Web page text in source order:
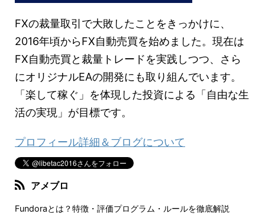
FXの裁量取引で大敗したことをきっかけに、
2016年頃からFX自動売買を始めました。現在は
FX自動売買と裁量トレードを実践しつつ、さら
にオリジナルEAの開発にも取り組んでいます。
「楽して稼ぐ」を体現した投資による「自由な生
活の実現」が目標です。
プロフィール詳細＆ブログについて
アメブロ
Fundoraとは？特徴・評価プログラム・ルールを徹底解説